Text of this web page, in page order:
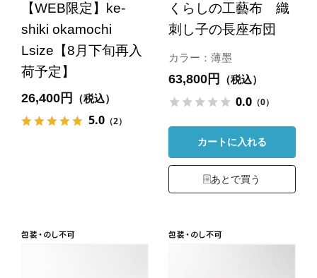
【WEB限定】ke-
shiki okamochi
Lsize【8月下旬再入
荷予定】
26,400円 （税込）
5.0（2）
くらしの工藝布 織
刺し子の長座布団
カラー：薄墨
63,800円 （税込）
0.0（0）
カートに入れる
あとで買う